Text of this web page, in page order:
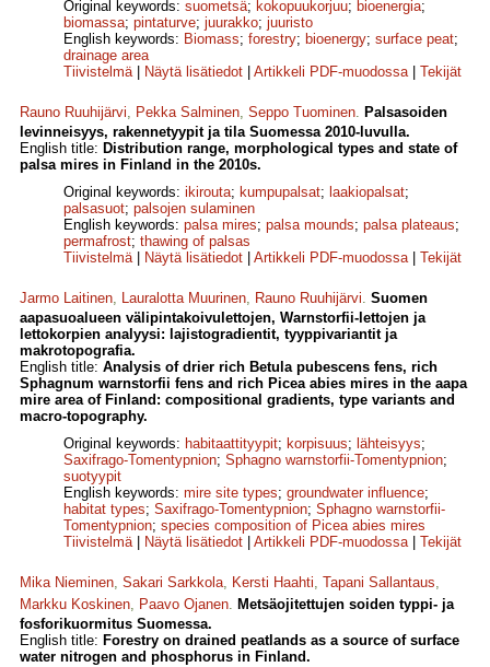
Original keywords: suometsä; kokopuukorjuu; bioenergia;
biomassa; pintaturve; juurakko; juuristo
English keywords: Biomass; forestry; bioenergy; surface peat;
drainage area
Tiivistelmä| Näytä lisätiedot Artikkeli PDF-muodossa| Tekijät
Rauno Ruuhijärvi, Pekka Salminen, Seppo Tuominen. Palsasoiden
levinneisyys, rakennetyypit ja tila Suomessa 2010-luvulla.
English title: Distribution range, morphological types and state of
palsa mires in Finland in the 2010s.
Original keywords: ikirouta; kumpupalsat; laakiopalsat;
palsasuot; palsojen sulaminen
English keywords: palsa mires; palsa mounds; palsa plateaus;
permafrost; thawing of palsas
Tiivistelmä| Näytä lisätiedot Artikkeli PDF-muodossa| Tekijät
Jarmo Laitinen, Lauralotta Muurinen, Rauno Ruuhijärvi. Suomen
aapasuoalueen välipintakoivulettojen, Warnstorfii-lettojen ja
lettokorpien analyysi: lajistogradientit, tyyppivariantit ja
makrotopografia.
English title: Analysis of drier rich Betula pubescens fens, rich
Sphagnum warnstorfii fens and rich Picea abies mires in the aapa
mire area of Finland: compositional gradients, type variants and
macro-topography.
Original keywords: habitaattityypit; korpisuus; lähteisyys;
Saxifrago-Tomentypnion; Sphagno warnstorfii-Tomentypnion;
suotyypit
English keywords: mire site types; groundwater influence;
habitat types; Saxifrago-Tomentypnion; Sphagno warnstorfii-
Tomentypnion; species composition of Picea abies mires
Tiivistelmä| Näytä lisätiedot Artikkeli PDF-muodossa| Tekijät
Mika Nieminen, Sakari Sarkkola, Kersti Haahti, Tapani Sallantaus,
Markku Koskinen, Paavo Ojanen. Metsäojitettujen soiden typpi- ja
fosforikuormitus Suomessa.
English title: Forestry on drained peatlands as a source of surface
water nitrogen and phosphorus in Finland.